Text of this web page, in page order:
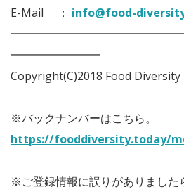
E-Mail ： info@food-
━━━━━━━━
Copyright(C)2018 Food
※バックナンバーはこちら。
https://fooddiversity.today/
※ご登録情報に誤りがありました